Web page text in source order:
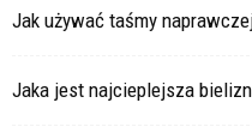
Jak używać taśmy
Jaka jest najcieplejsza